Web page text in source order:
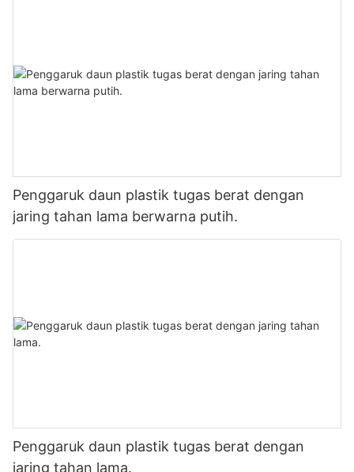
Penggaruk daun plastik tugas berat dengan
jaring tahan lama berwarna putih.
Penggaruk daun plastik tugas berat dengan
jaring tahan lama.